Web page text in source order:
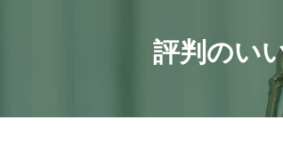
評判のい